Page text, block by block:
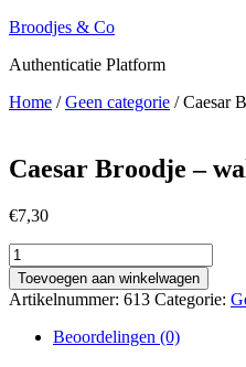
Ga
de
Broodjes & Co
Authenticatie Platform
Home /Geen categorie / Caesar
Caesar Broodje –
€7,30
Caesar
Broodje
-
waldkorn
aantal
Toevoegen aan winkelwagen
Artikelnummer: 613 Categorie:
Beoordelingen (0)